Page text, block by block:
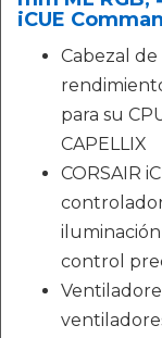
iCUE
Cabezal
para su
CAPELLIX
CORSAIR
control